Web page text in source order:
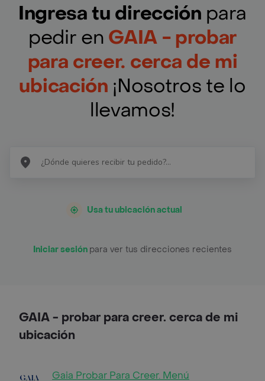
Ingresa tu dirección para
pedir en GAIA - probar
para creer. cerca de mi
ubicación ¡Nosotros te lo
llevamos!
Usa tu ubicación actual
Iniciar sesión para ver tus direcciones recientes
GAIA - probar para creer. cerca de mi
ubicación
Gaia Probar Para Creer. Menú